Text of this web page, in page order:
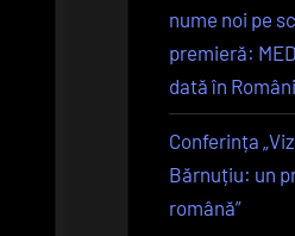
nume noi pe
premieră:
dată în
Conferința
Bărnuțiu: un
română”